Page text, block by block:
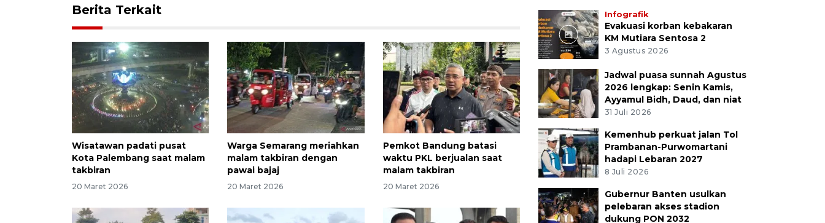
Berita Terkait
Wisatawan padati pusat
Kota Palembang saat malam
takbiran
20 Maret 2026
Warga Semarang meriahkan
malam takbiran dengan
pawai bajaj
20 Maret 2026
Pemkot Bandung batasi
waktu PKL berjualan saat
malam takbiran
20 Maret 2026
Infografik
Evakuasi korban kebakaran
KM Mutiara Sentosa 2
3 Agustus 2026
Jadwal puasa sunnah Agustus
2026 lengkap: Senin Kamis,
Ayyamul Bidh, Daud, dan niat
31 Juli 2026
Kemenhub perkuat jalan Tol
Prambanan-Purwomartani
hadapi Lebaran 2027
8 Juli 2026
Gubernur Banten usulkan
pelebaran akses stadion
dukung PON 2032